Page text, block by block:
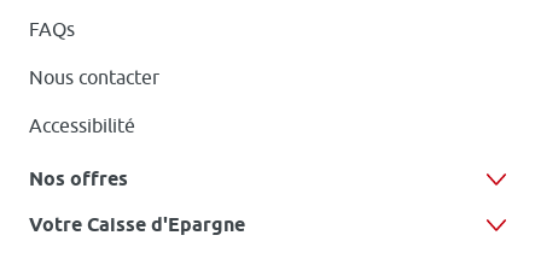
FAQs
Nous contacter
Accessibilité
Nos offres
Votre Caisse d'Epargne